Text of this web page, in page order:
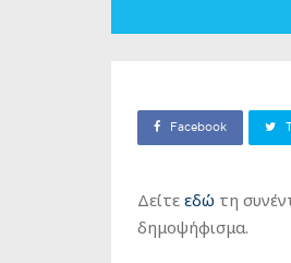
Facebook
Δείτε εδώ τη
δημοψήφισμα.